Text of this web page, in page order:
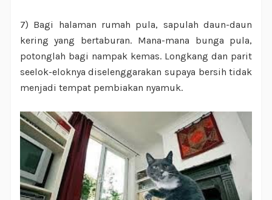
7) Bagi halaman rumah pula, sapulah daun-daun
kering yang bertaburan. Mana-mana bunga pula,
potonglah bagi nampak kemas. Longkang dan parit
seelok-eloknya diselenggarakan supaya bersih tidak
menjadi tempat pembiakan nyamuk.